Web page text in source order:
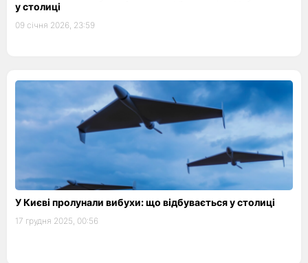
у столиці
09 січня 2026, 23:59
У Києві пролунали вибухи: що відбувається у столиці
17 грудня 2025, 00:56